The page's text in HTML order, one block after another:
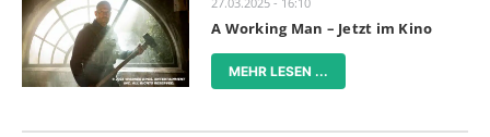
A Working Man – Jetzt im Kino
MEHR LESEN ...